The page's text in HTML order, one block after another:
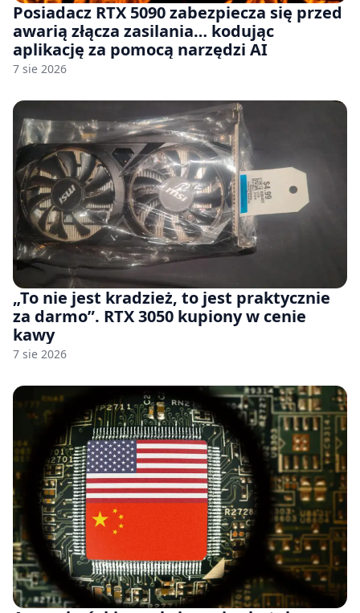
Posiadacz RTX 5090 zabezpiecza się przed
awarią złącza zasilania… kodując
aplikację za pomocą narzędzi AI
7 sie 2026
„To nie jest kradzież, to jest praktycznie
za darmo”. RTX 3050 kupiony w cenie
kawy
7 sie 2026